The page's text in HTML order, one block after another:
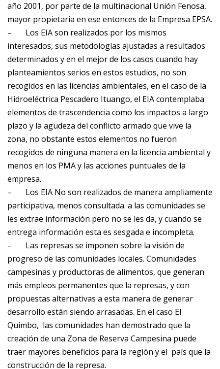
año 2001, por parte de la multinacional Unión Fenosa,
mayor propietaria en ese entonces de la Empresa EPSA.
– Los EIA son realizados por los mismos
interesados, sus metodologías ajustadas a resultados
determinados y en el mejor de los casos cuando hay
planteamientos serios en estos estudios, no son
recogidos en las licencias ambientales, en el caso de la
Hidroeléctrica Pescadero Ituango, el EIA contemplaba
elementos de trascendencia como los impactos a largo
plazo y la agudeza del conflicto armado que vive la
zona, no obstante estos elementos no fueron
recogidos de ninguna manera en la licencia ambiental y
menos en los PMA y las acciones puntuales de la
empresa.
– Los EIA No son realizados de manera ampliamente
participativa, menos consultada. a las comunidades se
les extrae información pero no se les da, y cuando se
entrega información esta es sesgada e incompleta.
– Las represas se imponen sobre la visión de
progreso de las comunidades locales. Comunidades
campesinas y productoras de alimentos, que generan
más empleos permanentes que la represas, y con
propuestas alternativas a esta manera de generar
desarrollo están siendo arrasadas. En el caso El
Quimbo, las comunidades han demostrado que la
creación de una Zona de Reserva Campesina puede
traer mayores beneficios para la región y el país que la
construcción de la represa.